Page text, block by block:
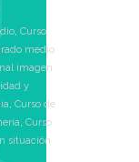
, Curso
medio
imagen
y
, Curso de
, Curso
situación